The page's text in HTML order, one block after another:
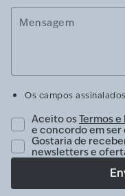
Mensagem
Os campos
Aceito osTermos
e concordo em
Gostaria de
newsletters e